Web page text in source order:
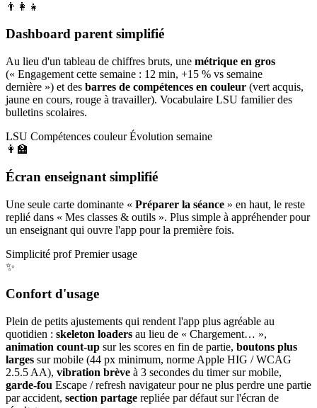
👨‍👩‍👧
Dashboard parent simplifié
Au lieu d'un tableau de chiffres bruts, une métrique en gros
(« Engagement cette semaine : 12 min, +15 % vs semaine
dernière ») et des barres de compétences en couleur (vert acquis,
jaune en cours, rouge à travailler). Vocabulaire LSU familier des
bulletins scolaires.
LSU Compétences couleur Évolution semaine
👩‍🏫
Écran enseignant simplifié
Une seule carte dominante « Préparer la séance » en haut, le reste
replié dans « Mes classes & outils ». Plus simple à appréhender pour
un enseignant qui ouvre l'app pour la première fois.
Simplicité prof Premier usage
✨
Confort d'usage
Plein de petits ajustements qui rendent l'app plus agréable au
quotidien : skeleton loaders au lieu de « Chargement… »,
animation count-up sur les scores en fin de partie, boutons plus
larges sur mobile (44 px minimum, norme Apple HIG / WCAG
2.5.5 AA), vibration brève à 3 secondes du timer sur mobile,
garde-fou Escape / refresh navigateur pour ne plus perdre une partie
par accident, section partage repliée par défaut sur l'écran de